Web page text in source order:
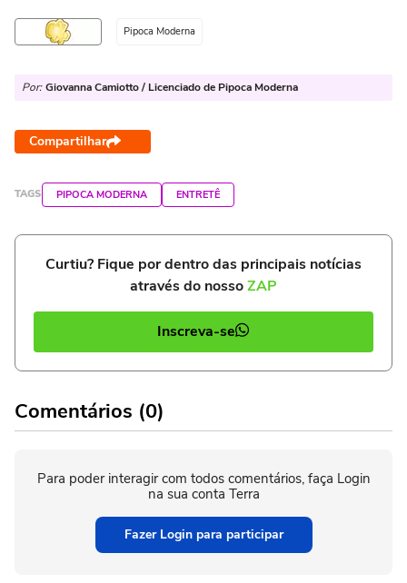
Pipoca Moderna
Por: Giovanna Camiotto / Licenciado de Pipoca Moderna
Compartilhar
TAGS PIPOCA MODERNA ENTRETÊ
Curtiu? Fique por dentro das principais notícias
através do nossoZAP
Inscreva-se
Comentários (0)
Para poder interagir com todos comentários, faça Login
na sua conta Terra
Fazer Login para participar